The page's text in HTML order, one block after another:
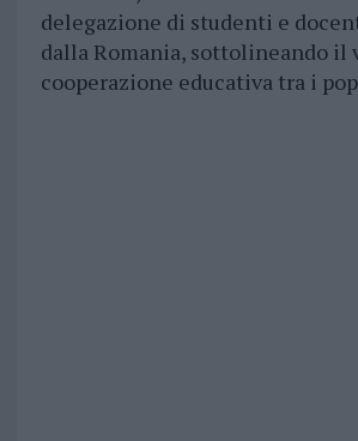
delegazione di studenti e
dalla Romania, sottolineando il
cooperazione educativa tra i